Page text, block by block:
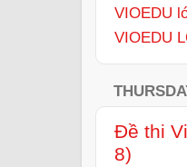
VIOEDU
VIOEDU
Đề thi
8)